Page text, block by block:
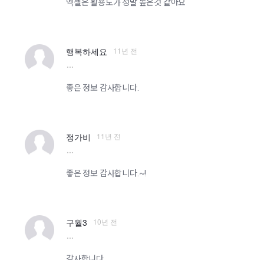
엑셀은 활용도가 정말 높은것 같아요
행복하세요 11년 전
좋은 정보 감사합니다.
정가비 11년 전
좋은 정보 감사합니다.~!
구월3 10년 전